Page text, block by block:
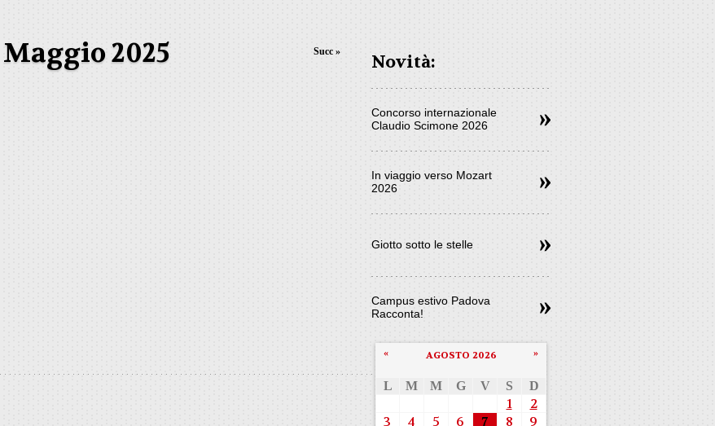
Maggio 2025 Succ »
Novità:
Concorso internazionale
Claudio Scimone 2026
In viaggio verso Mozart
2026
Giotto sotto le stelle
Campus estivo Padova
Racconta!
AGOSTO 2026
« »
L M M G V S D
1
2
3
4 5 6 7 8 9